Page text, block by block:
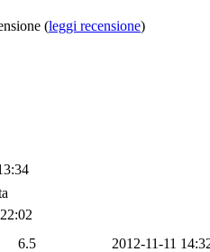
(leggi recensione)
6.5
2012-11-11